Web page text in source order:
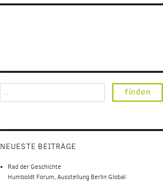
NEUESTE BEITRÄGE
Rad der Geschichte
Humboldt Forum, Ausstellung Berlin Global